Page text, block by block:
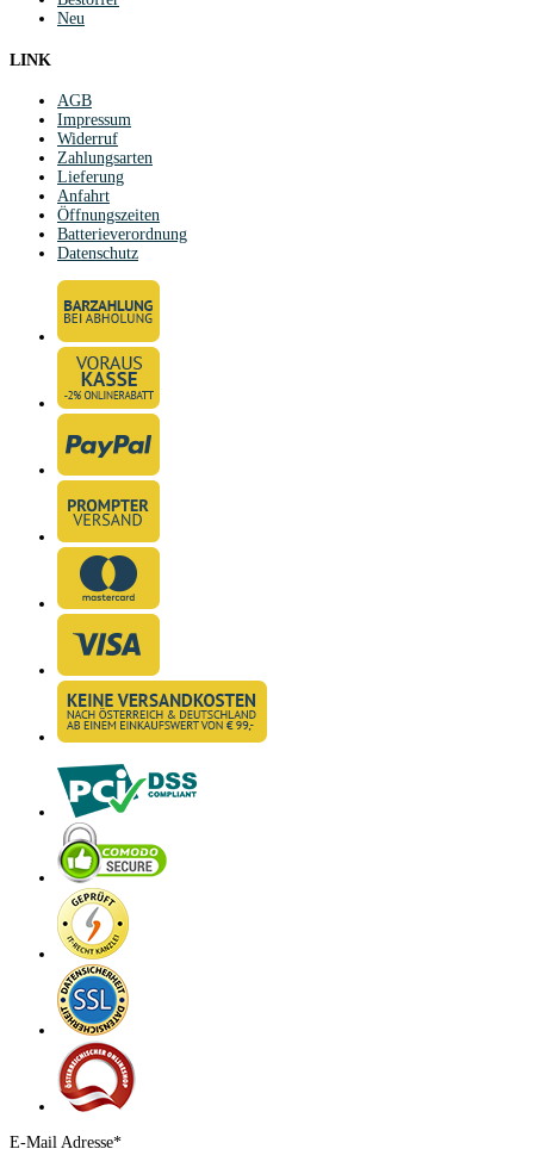
Neu
LINK
AGB
Impressum
Widerruf
Zahlungsarten
Lieferung
Anfahrt
Öffnungszeiten
Batterieverordnung
Datenschutz
E-Mail Adresse*